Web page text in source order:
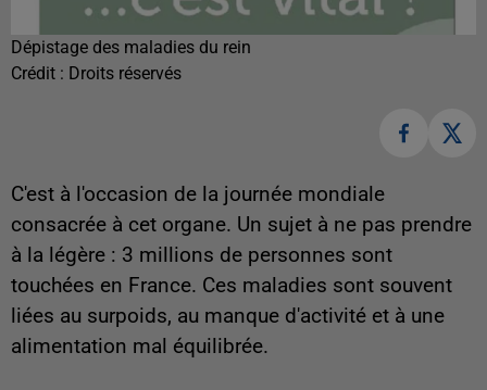
Dépistage des maladies du rein
Crédit : Droits réservés
C'est à l'occasion de la journée mondiale
consacrée à cet organe. Un sujet à ne pas prendre
à la légère : 3 millions de personnes sont
touchées en France. Ces maladies sont souvent
liées au surpoids, au manque d'activité et à une
alimentation mal équilibrée.